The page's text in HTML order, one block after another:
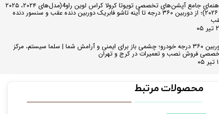
راهنمای جامع آپشن‌های تخصصی تویوتا کرولا کراس لوین راو4(مدل‌های ۲۰۲۴، ۲۰۲۵
و ۲۰۲۶)؛ از دوربین ۳۶۰ درجه تا آینه تاشو فابریک دوربین دنده عقب و سنسور دنده
دوربین ۳۶۰ درجه خودرو؛ چشمی باز برای ایمنی و آرامش شما | سلما سیستم، مرکز
فروش نصب و تعمیرات در کرج و تهران
محصولات مرتبط